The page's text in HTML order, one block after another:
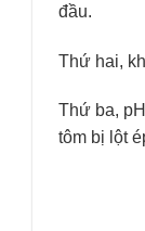
đầu.
Thứ hai,
Thứ ba,
tôm bị lột